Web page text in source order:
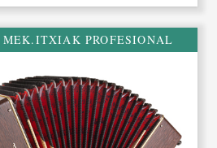
MEK.ITXIAK PROFESIONAL